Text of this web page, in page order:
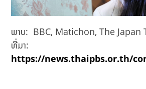
ພາບ: BBC, Matichon, The Japan
ທີ່ມາ:
https://news.thaipbs.or.th/